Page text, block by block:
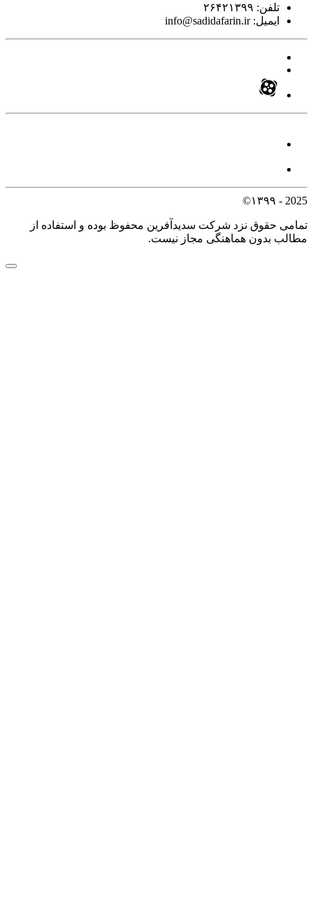
تلفن: ۲۶۴۲۱۳۹۹
ایمیل:info@sadidafarin.ir
2025 - ۱۳۹۹©
تمامی حقوق نزد شرکت سدیدآفرین محفوظ بوده و استفاده از
مطالب بدون هماهنگی مجاز نیست.